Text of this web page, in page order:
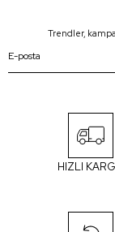
Trendler,
HIZLI